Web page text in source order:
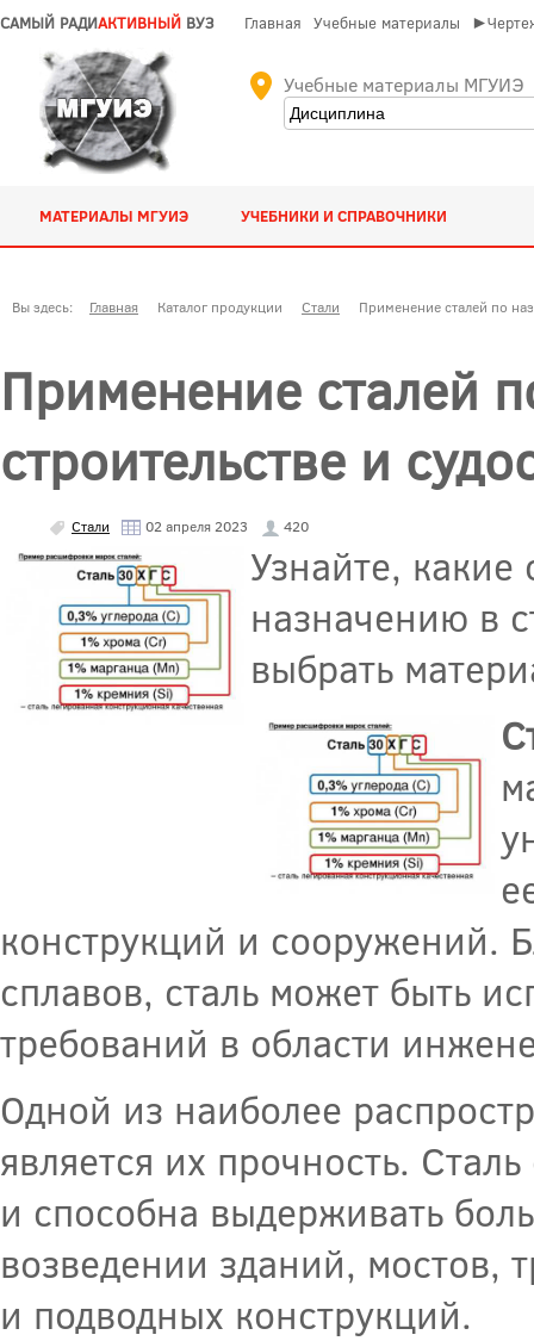
САМЫЙ РАДИАКТИВНЫЙ ВУЗ Главная Учебные материалы
Учебные материалы МГУИЭ
МАТЕРИАЛЫ МГУИЭ УЧЕБНИКИ И СПРАВОЧНИКИ
Вы здесь: Главная Каталог продукции Стали Применение сталей по
Применение сталей
строительстве и
Стали 02 апреля 2023 420
Узнайте,
назначению в
выбрать
конструкций и сооружений.
сплавов, сталь может быть
требований в области
Одной из наиболее
является их прочность.
и способна выдерживать
возведении зданий, мостов,
и подводных конструкций.